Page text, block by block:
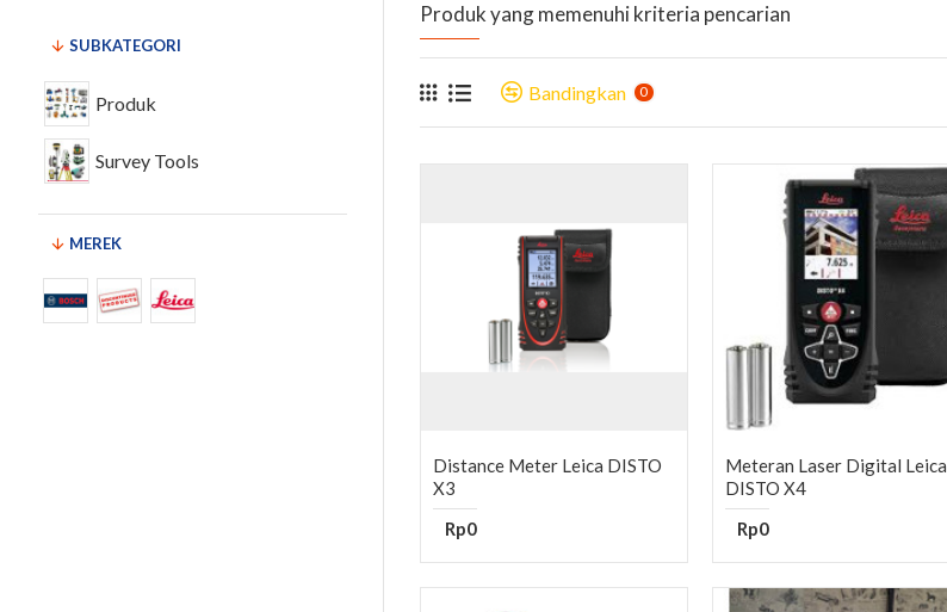
SUBKATEGORI
Produk
Survey Tools
MEREK
Produk yang memenuhi kriteria pencarian
Bandingkan 0
Distance Meter Leica DISTO
X3
Rp0
Meteran Laser Digital Leica
DISTO X4
Rp0